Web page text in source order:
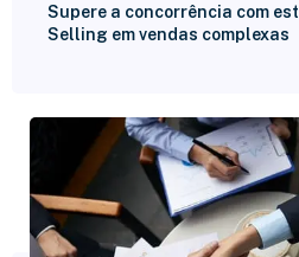
Supere a concorrência com
Selling em vendas complexas